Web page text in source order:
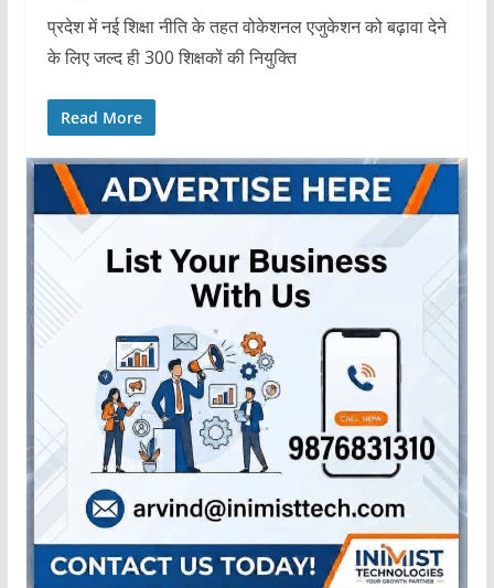
प्रदेश में नई शिक्षा नीति के तहत वोकेशनल एजुकेशन को बढ़ावा देने
के लिए जल्द ही 300 शिक्षकों की नियुक्ति
Read More